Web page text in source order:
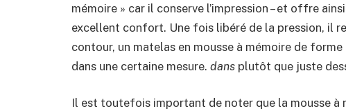
mémoire » car il conserve l’impression – et offre
excellent confort. Une fois libéré de la pression, il
contour, un matelas en mousse à mémoire de
dans une certaine mesure. dans plutôt que juste
Il est toutefois important de noter que la mousse à